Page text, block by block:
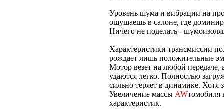
Уровень шума и вибрации на
ощущаешь в салоне, где
Ничего не поделать -
Характеристики трансмиссии
рождает лишь положительные
Мотор везет на любой
удаются легко. Полностью
сильно теряет в динамике. Хотя
Увеличение массы AWтомобиля
характеристик.